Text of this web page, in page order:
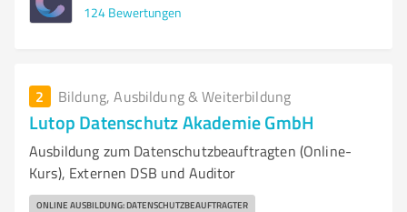
124 Bewertungen
2 Bildung, Ausbildung & Weiterbildung
Lutop Datenschutz Akademie GmbH
Ausbildung zum Datenschutzbeauftragten (Online-
Kurs), Externen DSB und Auditor
ONLINE AUSBILDUNG: DATENSCHUTZBEAUFTRAGTER